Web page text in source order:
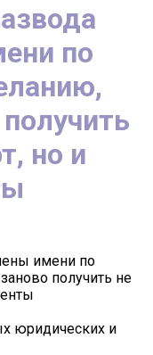
по
но и
имени по
получить не
юридических и